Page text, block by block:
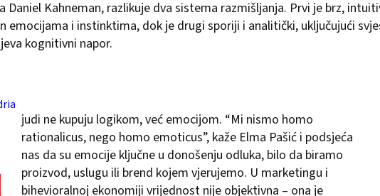
Daniel Kahneman, razlikuje dva sistema razmišljanja. Prvi je brz,
emocijama i instinktima, dok je drugi sporiji i analitički, uključujući
kognitivni napor.
judi ne kupuju logikom, već emocijom. “Mi nismo homo
rationalicus, nego homo emoticus”, kaže Elma Pašić i podsjeća
nas da su emocije ključne u donošenju odluka, bilo da biramo
proizvod, uslugu ili brend kojem vjerujemo. U marketingu i
bihevioralnoj ekonomiji vrijednost nije objektivna – ona je